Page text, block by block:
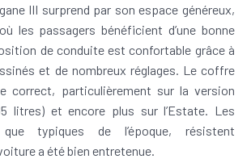
III surprend par son espace généreux,
les passagers bénéficient d’une bonne
de conduite est confortable grâce à
et de nombreux réglages. Le coffre
correct, particulièrement sur la version
litres) et encore plus sur l’Estate. Les
typiques de l’époque, résistent
a été bien entretenue.